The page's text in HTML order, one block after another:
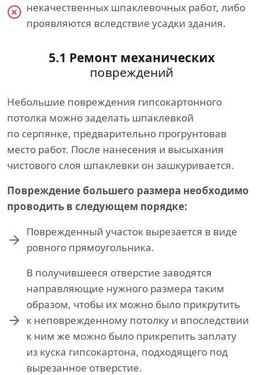
некачественных шпаклевочных работ, либо
проявляются вследствие усадки здания.
5.1 Ремонт механических
повреждений
Небольшие повреждения гипсокартонного
потолка можно заделать шпаклевкой
по серпянке, предварительно прогрунтовав
место работ. После нанесения и высыхания
чистового слоя шпаклевки он зашкуривается.
Повреждение большего размера необходимо
проводить в следующем порядке:
Поврежденный участок вырезается в виде
ровного прямоугольника.
В получившееся отверстие заводятся
направляющие нужного размера таким
образом, чтобы их можно было прикрутить
к неповрежденному потолку и впоследствии
к ним же можно было прикрепить заплату
из куска гипсокартона, подходящего под
вырезанное отверстие.